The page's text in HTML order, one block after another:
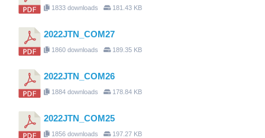
1833 downloads 181.43 KB
2022JTN_COM27
1860 downloads 189.35 KB
2022JTN_COM26
1884 downloads 178.84 KB
2022JTN_COM25
1856 downloads 197.27 KB